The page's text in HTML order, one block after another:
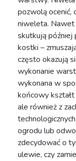
pozwolą ocenić,
niweleta. Nawet
skutkują później
kostki –
często okazują
wykonanie
wykonana w
końcowy
ale również z
ogrodu lub
zdecydować o
ulewie, czy